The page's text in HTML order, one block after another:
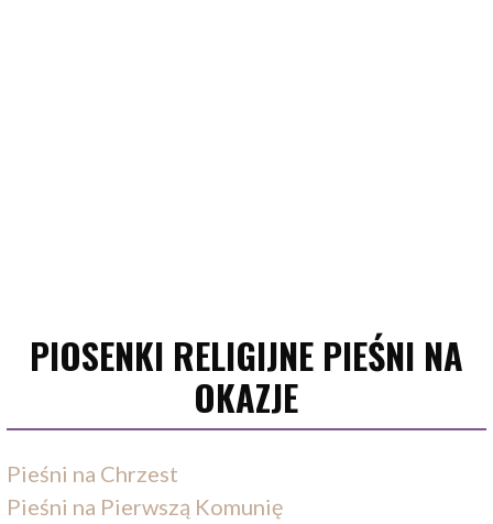
PIOSENKI RELIGIJNE PIEŚNI NA
OKAZJE
Pieśni na Chrzest
Pieśni na Pierwszą Komunię